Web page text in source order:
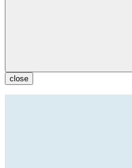
close